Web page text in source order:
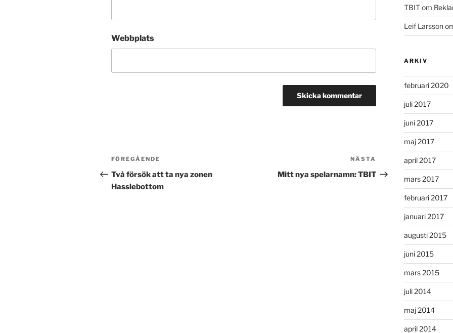
Webbplats
Post
navigation
Föregående
inlägg
FÖREGÅENDE
Två försök att ta nya zonen
Hasslebottom
inlägg
NÄSTA
Mitt nya spelarnamn: TBIT
TBITom
Leif Larsson
ARKIV
februari 2020
juli 2017
juni 2017
maj 2017
april 2017
mars 2017
februari 2017
januari 2017
augusti 2015
juni 2015
mars 2015
juli 2014
maj 2014
april 2014